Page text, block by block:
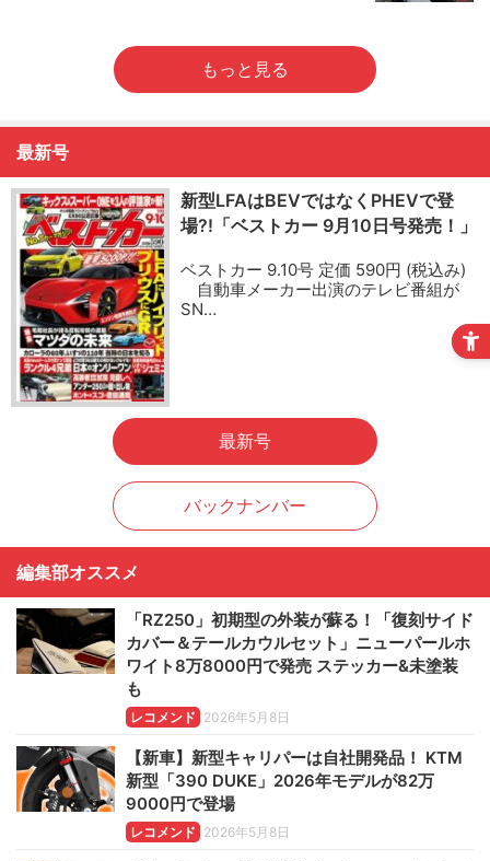
もっと見る
最新号
新型LFAはBEVではなくPHEVで登
場?!「ベストカー 9月10日号発売！」
ベストカー 9.10号 定価 590円 (税込み)
自動車メーカー出演のテレビ番組が
SN…
最新号
バックナンバー
編集部オススメ
「RZ250」初期型の外装が蘇る！「復刻サイド
カバー＆テールカウルセット」ニューパールホ
ワイト8万8000円で発売 ステッカー&未塗装
も
レコメンド 2026年5月8日
【新車】新型キャリパーは自社開発品！ KTM
新型「390 DUKE」2026年モデルが82万
9000円で登場
レコメンド 2026年5月8日